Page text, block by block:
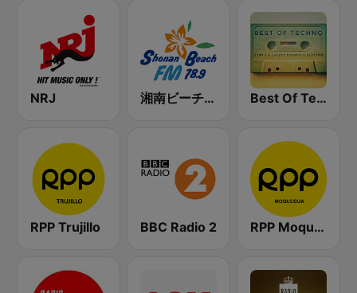
NRJ 湘南ビーチFM (Shonan Beach FM) Best Of Techno
RPP Trujillo BBC Radio 2 RPP Moquegua